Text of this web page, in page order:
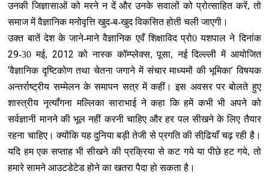
उनकी जिज्ञासाओं को मरने न दें और उनके सवालों को प्रोत्‍साहित करें, तो
समाज में वैज्ञानिक मनोवृत्ति खुद-ब-खुद विकसित होती चली जाएगी।
उक्‍त बातें देश के जाने-माने वैज्ञानिक एवँ शिक्षाविद प्रो0 यशपाल ने दिनांक
29-30 मई, 2012 को नास्‍क कॉम्‍प्‍लेक्‍स, पूसा, नई दिल्‍ल्‍ली में आयोजित
‘वैज्ञानिक दृष्टिकोण तथा चेतना जगाने में संचार माध्यमों की भूमिका’ विषयक
अन्‍तर्राष्‍ट्रीय सम्मेलन के समापन सत्र में कहीं। इस अवसर पर बोलते हुए
शास्‍त्रीय नृत्‍याँगना मल्लिका साराभाई ने कहा कि हमें कभी भी अपने को
सर्वज्ञानी मानने की भूल नहीं करनी चाहिए और हर पल सीखने के लिए तैयार
रहना चाहिए। क्‍योंकि यह दुनिया बड़ी तेजी से प्रगति की सीढि़याँ चढ़ रही है।
यदि हम एक सप्‍ताह भी सीखने की प्रक्रिया से कट गये या पीछे हट गये, तो
हमारे सामने आउटडेटेड होने का खतरा पैदा हो सकता है।